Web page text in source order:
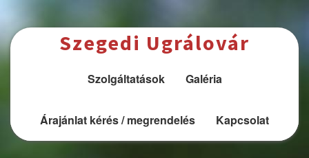
Szegedi Ugrálovár
Szolgáltatások Galéria
Árajánlat kérés / megrendelés Kapcsolat